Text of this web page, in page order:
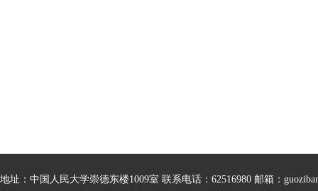
地址：中国人民大学崇德东楼1009室 联系电话：62516980 邮箱：